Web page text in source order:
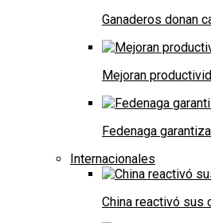
Ganaderos donan
Mejoran
Fedenaga
Internacionales
China reactivó sus